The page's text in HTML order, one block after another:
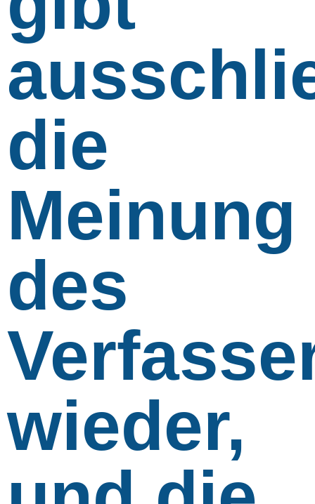
die
Meinung
des
wieder,